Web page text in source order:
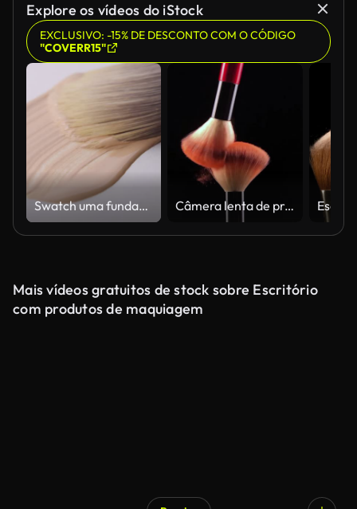
Explore os vídeos do iStock
EXCLUSIVO: -15% DE DESCONTO COM O CÓDIGO
"COVERR15"
Swatch uma fundação sobre fundo branco Câmera lenta de propagação de pincel de maquiagem de dois.
Mais vídeos gratuitos de stock sobre Escritório
com produtos de maquiagem